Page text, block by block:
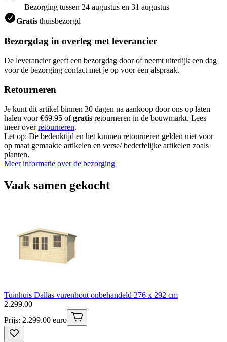
Bezorging tussen 24 augustus en 31 augustus
Gratis thuisbezorgd
Bezorgdag in overleg met leverancier
De leverancier geeft een bezorgdag door of neemt uiterlijk een dag
voor de bezorging contact met je op voor een afspraak.
Retourneren
Je kunt dit artikel binnen 30 dagen na aankoop door ons op laten
halen voor €69.95 ofgratis retourneren in de bouwmarkt. Lees
meer overretourneren.
Let op: De bedenktijd en het kunnen retourneren gelden niet voor
op maat gemaakte artikelen en verse/ bederfelijke artikelen zoals
planten.
Meer informatie over de bezorging
Vaak samen gekocht
Tuinhuis Dallas vurenhout onbehandeld 276 x 292 cm
2.299.00
Prijs: 2.299.00 euro